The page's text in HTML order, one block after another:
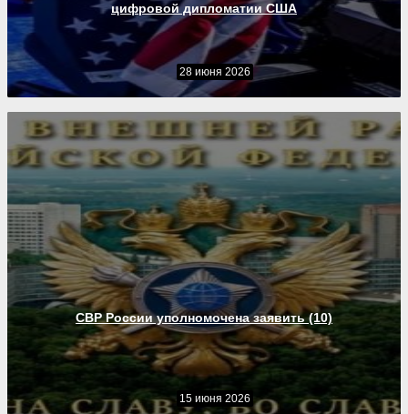
цифровой дипломатии США
28 июня 2026
СВР России уполномочена заявить (10)
15 июня 2026